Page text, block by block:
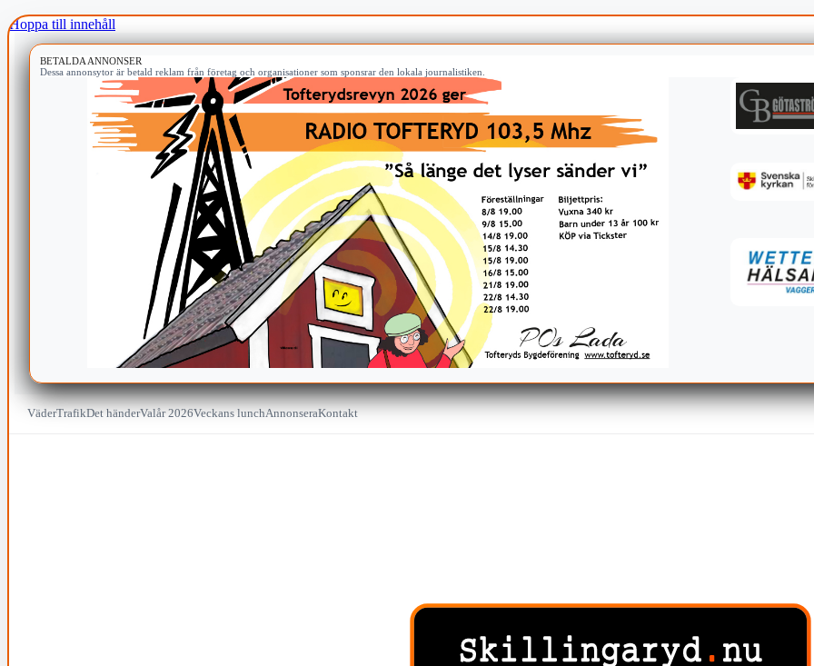
Hoppa till innehåll
BETALDA ANNONSER
Dessa annonsytor är betald reklam från företag och organisationer som sponsrar den lokala journalistiken.
VäderTrafikDet händerValår 2026Veckans lunchAnnonseraKontakt